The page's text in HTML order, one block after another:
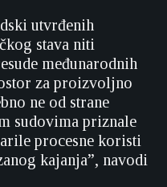
utvrđenih
stava niti
međunarodnih
za proizvoljno
ne od strane
sudovima priznale
procesne koristi
kajanja”, navodi